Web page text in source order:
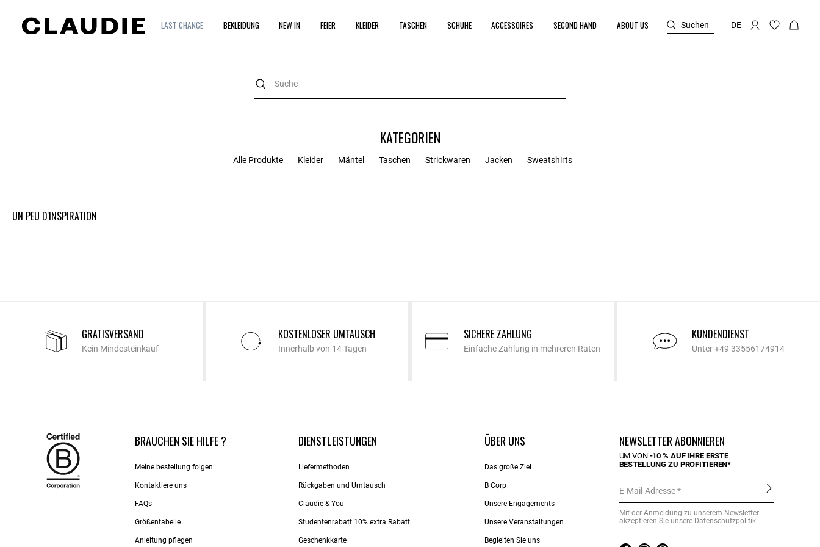
LAST CHANCE BEKLEIDUNG NEW IN FEIER KLEIDER TASCHEN SCHUHE ACCESSOIRES SECOND HAND ABOUT US Suchen DE
KATEGORIEN
Alle Produkte Kleider Mäntel Taschen Strickwaren Jacken Sweatshirts
UN PEU D'INSPIRATION
GRATISVERSAND
Kein Mindesteinkauf
KOSTENLOSER UMTAUSCH
Innerhalb von 14 Tagen
SICHERE ZAHLUNG
Einfache Zahlung in mehreren Raten
KUNDENDIENST
Unter +49 33556174914
BRAUCHEN SIE HILFE ?
Meine bestellung folgen
Kontaktiere uns​
FAQs
Größentabelle
Anleitung pflegen
DIENSTLEISTUNGEN
Liefermethoden
Rückgaben und Umtausch
Claudie & You
Studentenrabatt 10% extra Rabatt
Geschenkkarte
ÜBER UNS
Das große Ziel
B Corp
Unsere Engagements
Unsere Veranstaltungen
Begleiten Sie uns
NEWSLETTER ABONNIEREN
UM VON -10 % AUF IHRE ERSTE
BESTELLUNG ZU PROFITIEREN*
E-Mail-Adresse
Mit der Anmeldung zu unserem Newsletter
akzeptieren Sie unsere Datenschutzpolitik.